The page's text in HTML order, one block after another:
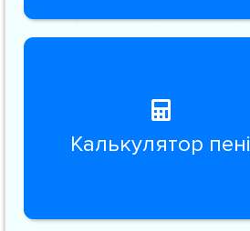
Калькулятор пені